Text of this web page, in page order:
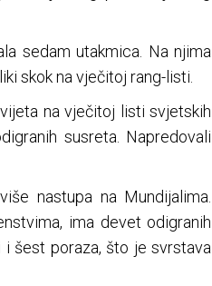
sedam utakmica. Na njima
skok na vječitoj rang-listi.
na vječitoj listi svjetskih
susreta. Napredovali
nastupa na Mundijalima.
ima devet odigranih
šest poraza, što je svrstava